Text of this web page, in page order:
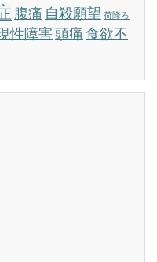
腹痛 自殺願望 荷降ろ
性障害頭痛 食欲不